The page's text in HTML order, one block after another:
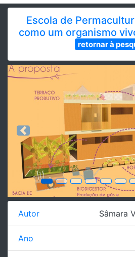
Escola de
como um organismo
retornar à
Previous
Autor Sâmara
Ano